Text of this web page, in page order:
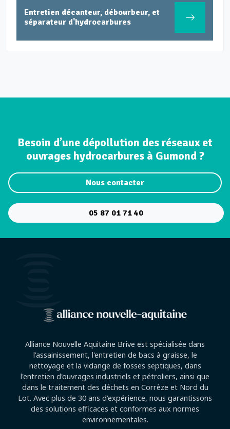
Entretien décanteur, débourbeur, et
séparateur d'hydrocarbures
Besoin d’une dépollution des réseaux et
ouvrages hydrocarbures à Gumond ?
Nous contacter
05 87 01 71 40
Alliance Nouvelle Aquitaine Brive est spécialisée dans
l’assainissement, l'entretien de bacs à graisse, le
nettoyage et la vidange de fosses septiques, dans
l'entretien d'ouvrages industriels et pétroliers, ainsi que
dans le traitement des déchets en Corrèze et Nord du
Lot. Avec plus de 30 ans d'expérience, nous garantissons
des solutions efficaces et conformes aux normes
environnementales.